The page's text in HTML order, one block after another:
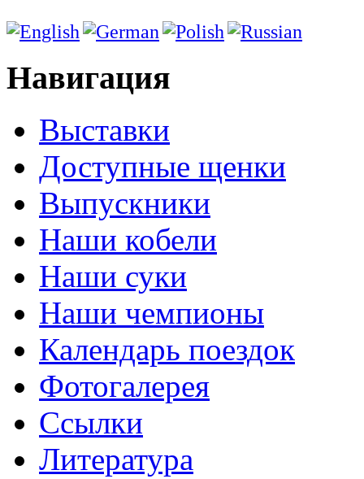
Навигация
Выставки
Доступные щенки
Выпускники
Наши кобели
Наши суки
Наши чемпионы
Календарь поездок
Фотогалерея
Ссылки
Литература